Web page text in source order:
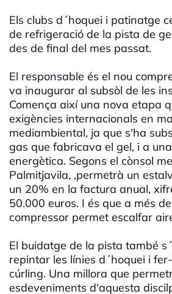
Els clubs d´hoquei i patinatge
de refrigeració de la pista de
des de final del mes passat.
El responsable és el nou
va inaugurar al subsòl de les
Comença així una nova etapa
exigències internacionals en
mediambiental, ja que s'ha
gas que fabricava el gel, i a
energètica. Segons el cònsol
Palmitjavila, ,permetrà un
un 20% en la factura anual,
50.000 euros. I és que a més
compressor permet escalfar
El buidatge de la pista també
repintar les línies d´hoquei i
cúrling. Una millora que
esdeveniments d'aquesta